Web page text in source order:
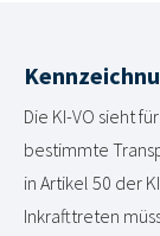
Die KI-VO sieht
bestimmte
in Artikel 50 der
Inkrafttreten